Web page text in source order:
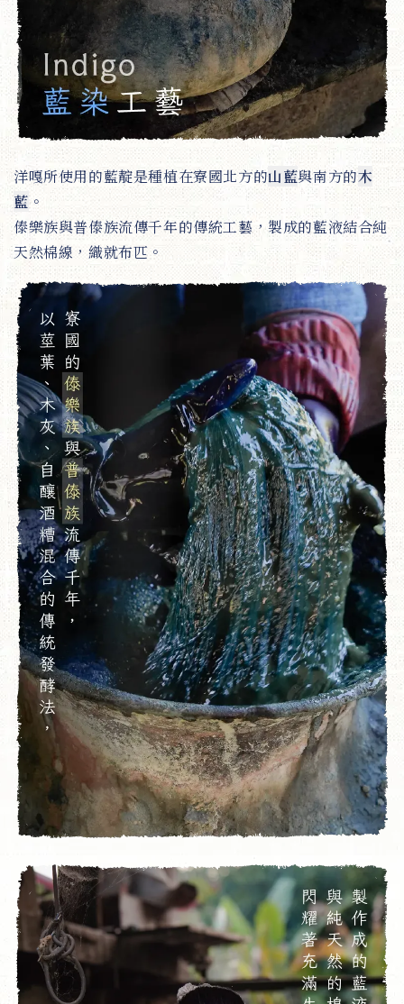
洋嘎所使用的藍靛是種植在寮國北方的山藍與南方的木
藍。
傣樂族與普傣族流傳千年的傳統工藝，製成的藍液結合純
天然棉線，織就布匹。